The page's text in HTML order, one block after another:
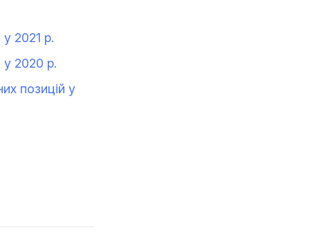
2021 р.
у 2020 р.
позицій у